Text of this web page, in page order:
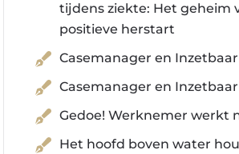
tijdens ziekte: Het geheim
positieve herstart
Casemanager en
Casemanager en
Gedoe! Werknemer werkt
Het hoofd boven water